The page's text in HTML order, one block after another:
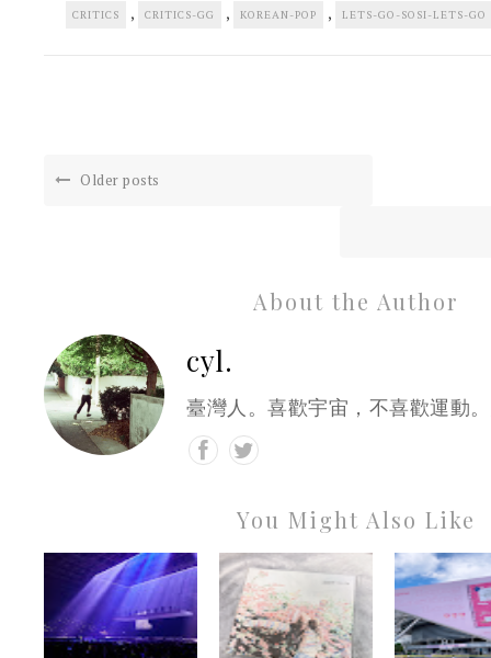
CRITICS , CRITICS-GG , KOREAN-POP , LETS-GO-SOSI-LETS-GO
Older posts
About the Author
cyl.
臺灣人。喜歡宇宙，不喜歡運動
You Might Also Like